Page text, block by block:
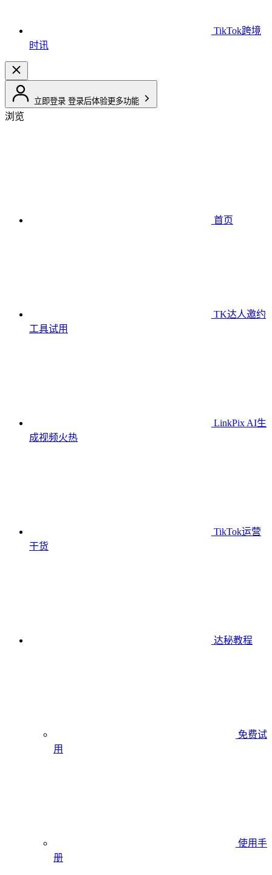
TikTok跨境
时讯
立即登录 登录后体验更多功能
浏览
首页
TK达人邀约
工具试用
LinkPix AI生
成视频火热
TikTok运营
干货
达秘教程
免费试
用
使用手
册